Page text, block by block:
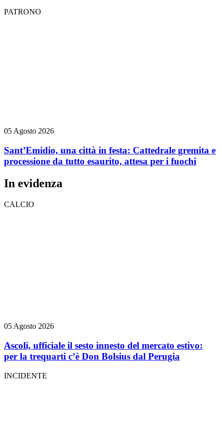
PATRONO
05 Agosto 2026
Sant’Emidio, una città in festa: Cattedrale gremita e
processione da tutto esaurito, attesa per i fuochi
In evidenza
CALCIO
05 Agosto 2026
Ascoli, ufficiale il sesto innesto del mercato estivo:
per la trequarti c’è Don Bolsius dal Perugia
INCIDENTE